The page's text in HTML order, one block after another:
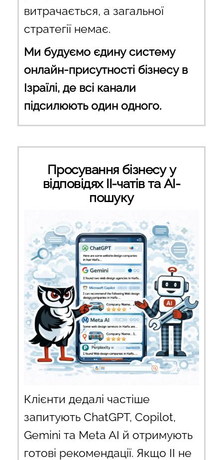
витрачається, а загальної
стратегії немає.
Ми будуємо єдину систему
онлайн-присутності бізнесу в
Ізраїлі, де всі канали
підсилюють один одного.
Просування бізнесу у
відповідях ІІ-чатів та AI-
пошуку
Клієнти дедалі частіше
запитують ChatGPT, Copilot,
Gemini та Meta AI й отримують
готові рекомендації. Якщо ІІ не